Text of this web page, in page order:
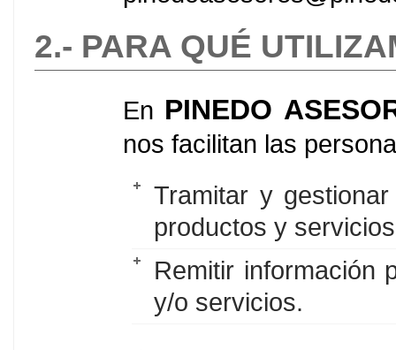
2.- PARA QUÉ
En PINEDO
nos facilitan las
Tramitar y
productos y
Remitir información
y/o servicios.